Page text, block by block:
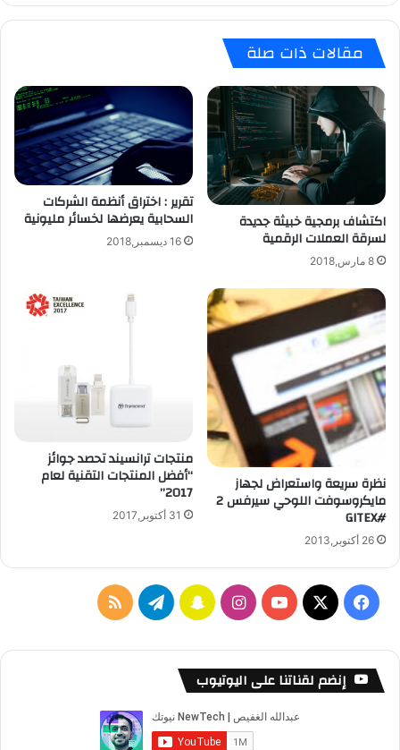
مقالات ذات صلة
اكتشاف برمجية خبيثة جديدة
لسرقة العملات الرقمية
8 مارس,2018
تقرير : اختراق أنظمة الشركات
السحابية يعرضها لخسائر مليونية
16 ديسمبر,2018
نظرة سريعة واستعراض لجهاز
مايكروسوفت اللوحي سيرفس 2
#GITEX
26 أكتوبر,2013
منتجات ترانسيند تحصد جوائز
“أفضل المنتجات التقنية لعام
2017”
31 أكتوبر,2017
فيسبوك
‫X
‫YouTubeانستقرامسناب تيلقرامملخص
إنضم لقناتنا على اليوتيوب